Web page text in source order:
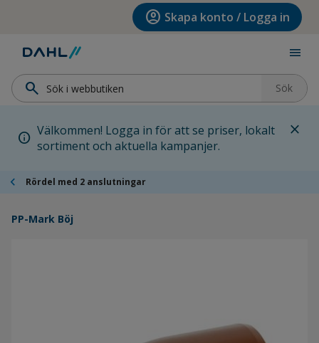
Hoppa till huvudinnehållet account_circle Skapa konto / Logga in
menu
search Sök
info Välkommen! Logga in för att se priser, lokalt
sortiment och aktuella kampanjer.
close
chevron_left Rördel med 2 anslutningar
PP-Mark Böj